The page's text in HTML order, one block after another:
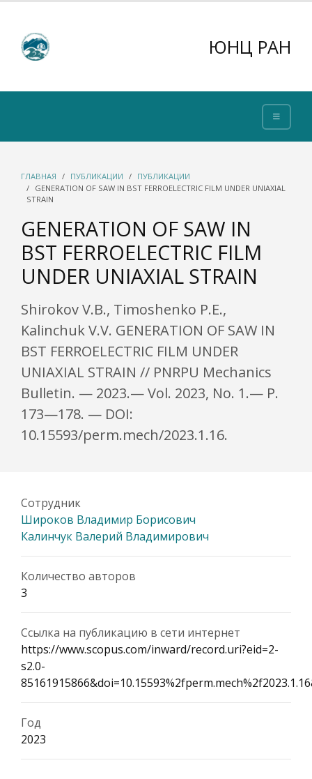
ЮНЦ РАН
ГЛАВНАЯ ПУБЛИКАЦИИ
ПУБЛИКАЦИИ
GENERATION OF SAW IN BST FERROELECTRIC FILM UNDER UNIAXIAL
STRAIN
GENERATION OF SAW IN
BST FERROELECTRIC FILM
UNDER UNIAXIAL STRAIN
Shirokov V.B., Timoshenko P.E.,
Kalinchuk V.V. GENERATION OF SAW IN
BST FERROELECTRIC FILM UNDER
UNIAXIAL STRAIN // PNRPU Mechanics
Bulletin. — 2023.— Vol. 2023, No. 1.— P.
173—178. — DOI:
10.15593/perm.mech/2023.1.16.
Сотрудник
Широков Владимир Борисович
Калинчук Валерий Владимирович
Количество авторов
3
Ссылка на публикацию в сети интернет
https://www.scopus.com/inward/record.uri?eid=2-
s2.0-
Год
2023